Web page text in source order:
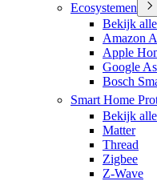
Ecosystemen
Bekijk
Amazon
Apple
Google
Bosch
Smart Home
Bekijk
Matter
Thread
Zigbee
Z-Wave